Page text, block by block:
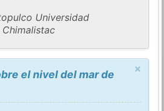
Universidad
Chimalistac
×
el nivel del mar de